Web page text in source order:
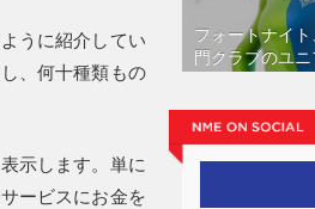
うに紹介してい
、何十種類もの
示します。単に
ービスにお金を
フォートナイ
門クラブのユ